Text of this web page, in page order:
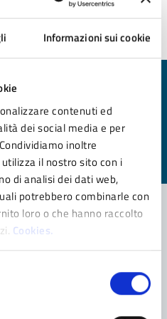
Informazioni sui cookie
contenuti ed
dei social media e per
inoltre
il nostro sito con i
di analisi dei dati web,
potrebbero combinarle con
loro o che hanno raccolto
Cookies.
2021 17:27
su questa
su 5
5